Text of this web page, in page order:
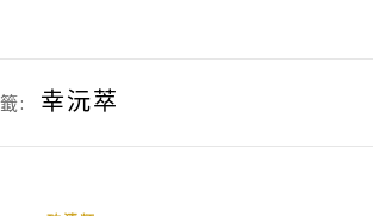
: 幸沅萃